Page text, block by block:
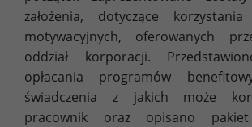
założenia, dotyczące
motywacyjnych, oferowanych
oddział korporacji.
opłacania programów
świadczenia z jakich może
pracownik oraz opisano pakiet